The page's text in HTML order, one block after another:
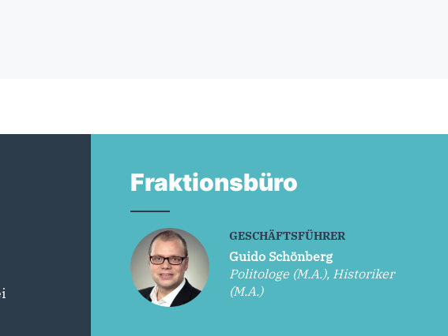
Fraktionsbüro
GESCHÄFTSFÜHRER
Guido Schönberg
Politologe (M.A.), Historiker
(M.A.)